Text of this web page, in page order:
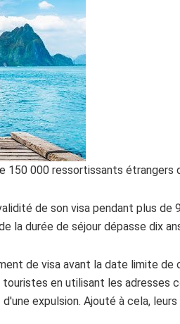
000 ressortissants étrangers
de son visa pendant plus de
la durée de séjour dépasse dix
de visa avant la date limite de
en utilisant les adresses
expulsion. Ajouté à cela,